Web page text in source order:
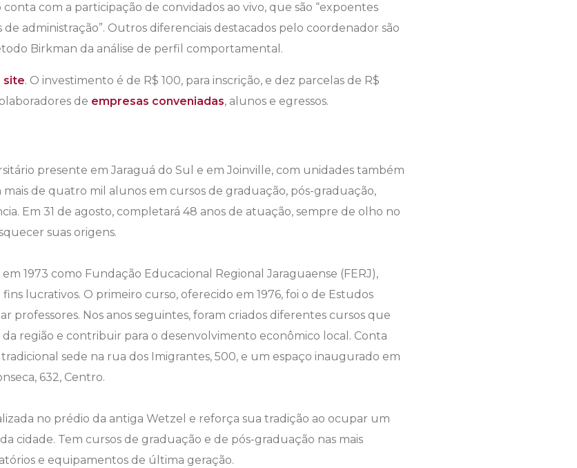
com a participação de convidados ao vivo, que são “expoentes
administração”. Outros diferenciais destacados pelo coordenador são
Birkman da análise de perfil comportamental.
site. O investimento é de R$ 100, para inscrição, e dez parcelas de R$
de empresas conveniadas, alunos e egressos.
presente em Jaraguá do Sul e em Joinville, com unidades também
de quatro mil alunos em cursos de graduação, pós-graduação,
Em 31 de agosto, completará 48 anos de atuação, sempre de olho no
suas origens.
1973 como Fundação Educacional Regional Jaraguaense (FERJ),
lucrativos. O primeiro curso, oferecido em 1976, foi o de Estudos
professores. Nos anos seguintes, foram criados diferentes cursos que
região e contribuir para o desenvolvimento econômico local. Conta
sede na rua dos Imigrantes, 500, e um espaço inaugurado em
632, Centro.
no prédio da antiga Wetzel e reforça sua tradição ao ocupar um
cidade. Tem cursos de graduação e de pós-graduação nas mais
e equipamentos de última geração.